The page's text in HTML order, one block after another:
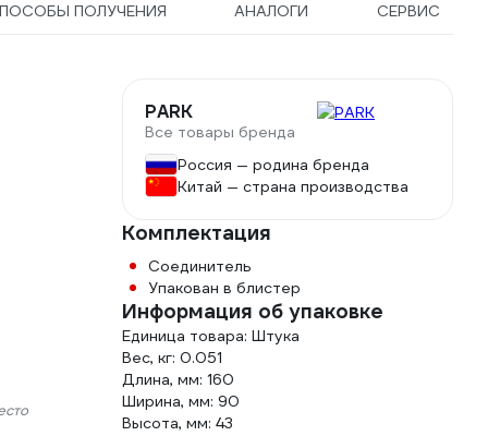
ПОЛУЧЕНИЯ АНАЛОГИ СЕРВИС
PARK
Все товары бренда
Россия — родина бренда
Китай — страна производства
Комплектация
Соединитель
Упакован в блистер
Информация об упаковке
Единица товара: Штука
Вес, кг: 0.051
Длина, мм: 160
Ширина, мм: 90
Высота, мм: 43